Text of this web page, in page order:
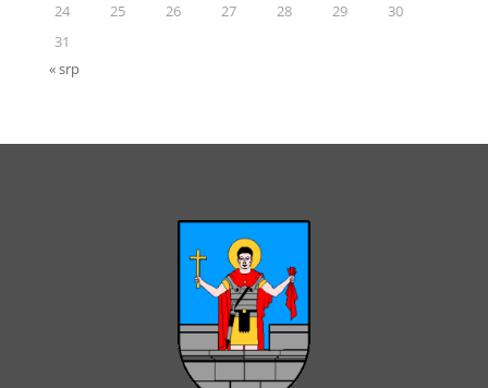
24
25 26 27 28 29
30
31
« srp